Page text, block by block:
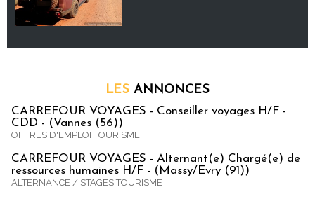
LES ANNONCES
CARREFOUR VOYAGES - Conseiller voyages H/F -
CDD - (Vannes (56))
OFFRES D'EMPLOI TOURISME
CARREFOUR VOYAGES - Alternant(e) Chargé(e) de
ressources humaines H/F - (Massy/Evry (91))
ALTERNANCE / STAGES TOURISME